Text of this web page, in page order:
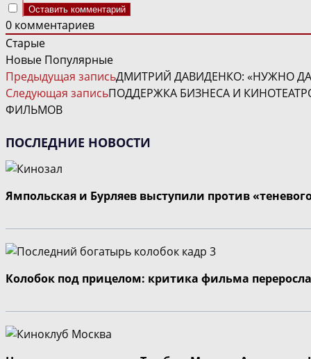
0 комментариев
Старые
Новые Популярные
ЧИТАТЬ
ДАЛЕЕ
СТАТЬИ
Предыдущая записьДМИТРИЙ ДАВИДЕНКО: «НУЖНО
Следующая записьПОДДЕРЖКА БИЗНЕСА И
ФИЛЬМОВ
ПОСЛЕДНИЕ НОВОСТИ
Ямпольская и Бурляев выступили против
Колобок под прицелом: критика фильма